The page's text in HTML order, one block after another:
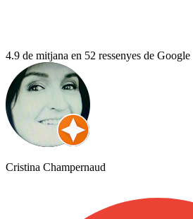
4.9 de mitjana en 52 ressenyes de Google
Cristina Champernaud